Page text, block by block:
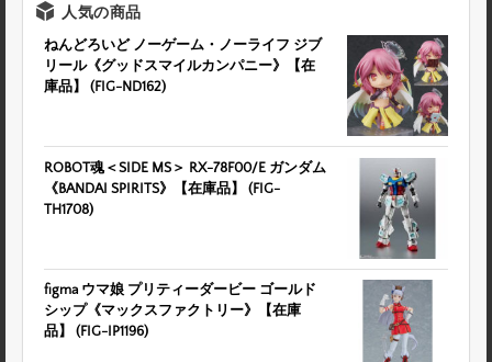
人気の商品
ねんどろいど ノーゲーム・ノーライフ ジブ
リール《グッドスマイルカンパニー》【在
庫品】 (FIG-ND162)
ROBOT魂＜SIDE MS＞ RX-78F00/E ガンダム
《BANDAI SPIRITS》【在庫品】 (FIG-
TH1708)
figma ウマ娘 プリティーダービー ゴールド
シップ《マックスファクトリー》【在庫
品】 (FIG-IP1196)